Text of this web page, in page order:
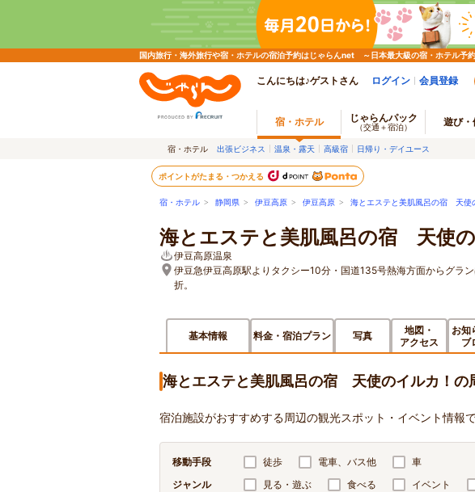
国内旅行・海外旅行や宿・ホテルの宿泊予約はじゃらんnet ～日本最大級の宿・ホテル予
こんにちは♪ゲストさん ログイン 会員登録
宿・ホテル じゃらんパック
（交通＋宿泊） 遊び・
宿・ホテル 出張ビジネス 温泉・露天 高級宿 日帰り・デイユース
ポイントがたまる・つかえる
宿・ホテル > 静岡県 > 伊豆高原 > 伊豆高原 > 海とエステと美肌風呂の宿 天使
海とエステと美肌風呂の宿 天使の
伊豆高原温泉
伊豆急伊豆高原駅よりタクシー10分・国道135号熱海方面からグラ
折。
基本情報 料金・宿泊プラン 写真
地図・
アクセス
お知
ブ
海とエステと美肌風呂の宿 天使のイルカ！の
宿泊施設がおすすめする周辺の観光スポット・イベント情報で
移動手段 徒歩 電車、バス他
車
ジャンル
見る・遊ぶ 食べる イベント